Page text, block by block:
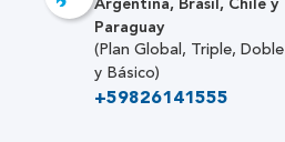
Argentina, Brasil, Chile y
Paraguay
(Plan Global, Triple, Doble
y Básico)
+59826141555